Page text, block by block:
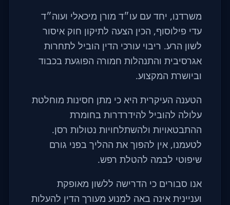
משרדנו, יחד עם עו״ד מורן מיכאלי ועוה״ד
עדי פילוסוף, הכין הצעה לתיקון חוק איסור
לשון הרע. ריבוי עורכי הדין הוביל לתחרות
אגרסיבית והתנהלות חמורה הפוגעת בכבוד
וביושרת המקצוע.
הטענה העיקרית היא כי מתן חסינות מוחלטת
עלולה להוביל להידרדרות בחומרת
ההתבטאויות ולהשתלחויות נטולות רסן.
לטעמנו, אין להפוך את ההליך בפני גורם
שיפוטי לבמה להטלת רפש.
אנו סבורים כי הדרישה ללשון מאופקת
ועניינית אינה באה למנוע מעורך הדין להעלות